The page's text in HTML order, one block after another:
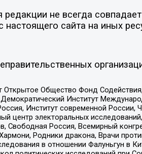
не всегда
сайта на иных
Общество Фонд
Институт
Институт современной России,
центр электоральных
Россия, Всемирный
Родники дракона, Врачи
в отношении Фалуньгун в